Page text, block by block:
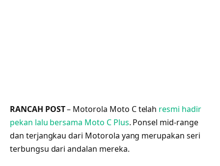
RANCAH POST– Motorola Moto C telah resmi hadir
pekan lalu bersama Moto C Plus. Ponsel mid-range
dan terjangkau dari Motorola yang merupakan seri
terbungsu dari andalan mereka.